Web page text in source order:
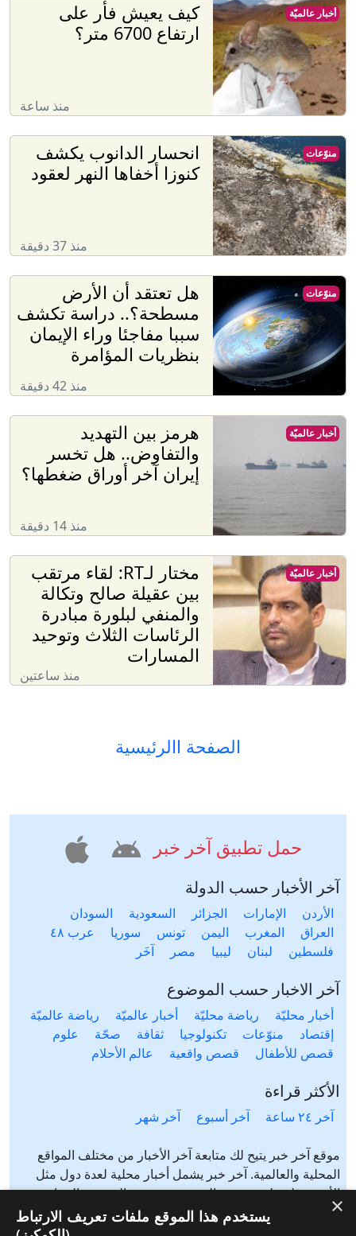
كيف يعيش فأر على
ارتفاع 6700 متر؟
منذ ساعة
أخبار عالميّة
انحسار الدانوب يكشف
كنوزا أخفاها النهر لعقود
منذ 37 دقيقة
منوّعات
هل تعتقد أن الأرض
مسطحة؟.. دراسة تكشف
سببا مفاجئا وراء الإيمان
بنظريات المؤامرة
منذ 42 دقيقة
منوّعات
هرمز بين التهديد
والتفاوض.. هل تخسر
إيران آخر أوراق ضغطها؟
منذ 14 دقيقة
أخبار عالميّة
مختار لـRT: لقاء مرتقب
بين عقيلة صالح وتكالة
والمنفي لبلورة مبادرة
الرئاسات الثلاث وتوحيد
المسارات
منذ ساعتين
أخبار عالميّة
الصفحة االرئيسية
حمل تطبيق آخر خبر
آخر الأخبار حسب الدولة
الأردن الإمارات الجزائر السعودية
السودان
العراق
المغرب اليمن تونس سوريا
عرب ٤٨
فلسطين
لبنان ليبيا مصر آخَر
آخر الاخبار حسب الموضوع
أخبار محليّة رياضة محليّة أخبار عالميّة
رياضة عالميّة
إقتصاد
منوّعات تكنولوجيا ثقافة صحّة
علوم
قصص للأطفال
قصص واقعية عالم الأحلام
الأكثر قراءة
آخر ٢٤ ساعة آخر أسبوع آخر شهر
موقع آخر خبر يتيح لك متابعة آخر الأخبار من مختلف المواقع
المحلية والعالمية. آخر خبر يشمل أخبار محلية لعدة دول مثل
الأردن، فلسطين، مصر، السعودية، تونس، المغرب، الجزائر،
عرب ٤٨، لبنان، العراق، اليمن وغيرها آخر خبر يتيح متابعة أخبار
من شتى المواضيع مثل: أخبار محلية، أخبار عالمية، رياضة،
×
يستخدم هذا الموقع ملفات تعريف الارتباط